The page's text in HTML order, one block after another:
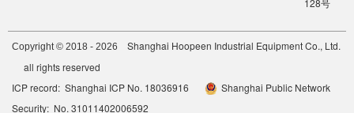
128号
Copyright © 2018 - 2026 Shanghai Hoopeen Industrial Equipment Co., Ltd.
all rights reserved
ICP record: Shanghai ICP No. 18036916
Shanghai Public Network
Security: No. 31011402006592